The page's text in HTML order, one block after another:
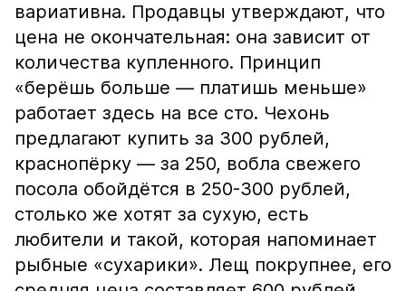
вариативна. Продавцы утверждают, что
цена не окончательная: она зависит от
количества купленного. Принцип
«берёшь больше — платишь меньше»
работает здесь на все сто. Чехонь
предлагают купить за 300 рублей,
краснопёрку — за 250, вобла свежего
посола обойдётся в 250-300 рублей,
столько же хотят за сухую, есть
любители и такой, которая напоминает
рыбные «сухарики». Лещ покрупнее, его